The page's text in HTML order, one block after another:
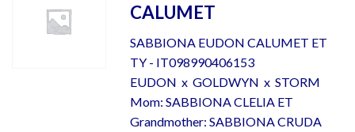
CALUMET
SABBIONA EUDON CALUMET ET
TY - IT098990406153
EUDON x GOLDWYN x STORM
Mom: SABBIONA CLELIA ET
Grandmother: SABBIONA CRUDA